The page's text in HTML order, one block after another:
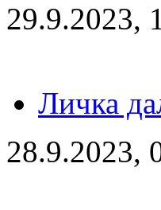
29.9.2023,
Личка
28.9.2023,